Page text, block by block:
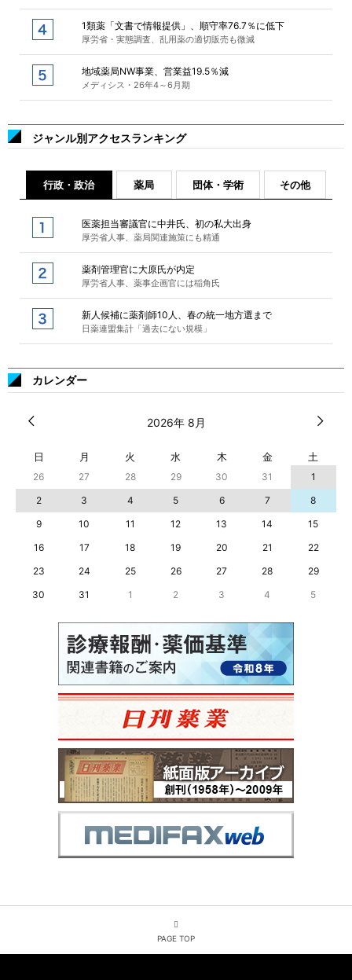
1類薬「文書で情報提供」、順守率76.7％に低下
厚労省・実態調査、乱用薬の適切販売も微減
地域薬局NW事業、営業益19.5％減
メディシス・26年4～6月期
ジャンル別アクセスランキング
行政・政治 薬局 団体・学術 その他
医薬担当審議官に中井氏、初の私大出身
厚労省人事、薬局関連施策にも精通
薬剤管理官に大原氏が内定
厚労省人事、薬事企画官には稲角氏
新人候補に薬剤師10人、春の統一地方選まで
日薬連盟集計「過去にない規模」
カレンダー
2026年 8月
日 月 火 水 木 金 土
26 27 28 29 30 31
1
2
3 4 5 6 7
8
9
10 11 12 13 14
15
16
17 18 19 20 21
22
23
24 25 26 27 28
29
30
31 1 2 3 4 5
PAGE TOP